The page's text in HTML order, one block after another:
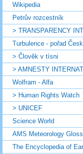
Wikipedia
Petrův rozcestník
> TRANSPARENCY
Turbulence - pořad
> Člověk v tísni
> AMNESTY
Wolfram - Alfa
> Human Rights Watch
> UNICEF
Science World
AMS Meteorology
The Encyclopedia of